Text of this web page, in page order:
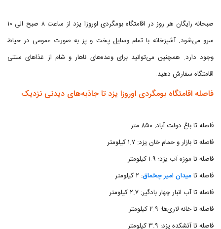
صبحانه رایگان هر روز در اقامتگاه بومگردی اوروزا يزد از ساعت ۸ صبح الی ۱۰
سرو می‌شود. آشپزخانه با تمام وسایل پخت و پز به صورت عمومی در حیاط
وجود دارد. همچنین می‌توانید برای وعده‌های ناهار و شام از غذاهای سنتی
اقامتگاه سفارش دهید.
فاصله اقامتگاه بومگردی اوروزا يزد تا جاذبه‌های دیدنی نزدیک
فاصله تا باغ دولت آباد: ۸۵۰ متر
فاصله تا بازار و حمام خان یزد: ۱.۷ کیلومتر
فاصله تا موزه آب یزد: ۱.۹ کیلومتر
فاصله تامیدان امیر چخماق: ۲ کیلومتر
فاصله تا آب انبار چهار بادگیر: ۲.۷ کیلومتر
فاصله تا خانه لاری‌ها: ۲.۹ کیلومتر
فاصله تا آتشکده یزد: ۳.۹ کیلومتر